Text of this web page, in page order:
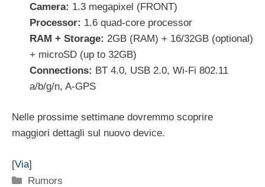
Camera: 1.3 megapixel (FRONT)
Processor: 1.6 quad-core processor
RAM + Storage: 2GB (RAM) + 16/32GB (optional)
+ microSD (up to 32GB)
Connections: BT 4.0, USB 2.0, Wi-Fi 802.11
a/b/g/n, A-GPS
Nelle prossime settimane dovremmo scoprire
maggiori dettagli sul nuovo device.
[Via]
Categorie
Rumors